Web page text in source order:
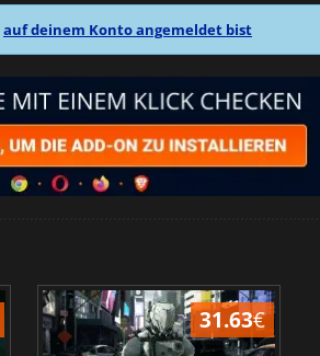
auf deinem Konto angemeldet bist
31.63€